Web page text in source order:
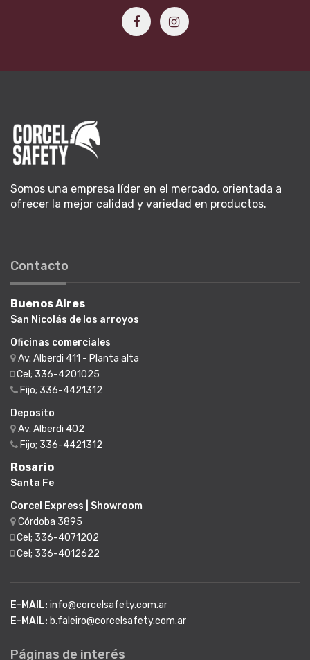
Somos una empresa líder en el mercado, orientada a
ofrecer la mejor calidad y variedad en productos.
Contacto
Buenos Aires
San Nicolás de los arroyos
Oficinas comerciales
Av. Alberdi 411 - Planta alta
Cel; 336-4201025
Fijo; 336-4421312
Deposito
Av. Alberdi 402
Fijo; 336-4421312
Rosario
Santa Fe
Corcel Express | Showroom
Córdoba 3895
Cel; 336-4071202
Cel; 336-4012622
E-MAIL: info@corcelsafety.com.ar
E-MAIL: b.faleiro@corcelsafety.com.ar
Páginas de interés